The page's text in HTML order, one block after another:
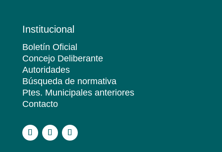
Institucional
Boletín Oficial
Concejo Deliberante
Autoridades
Búsqueda de normativa
Ptes. Municipales anteriores
Contacto